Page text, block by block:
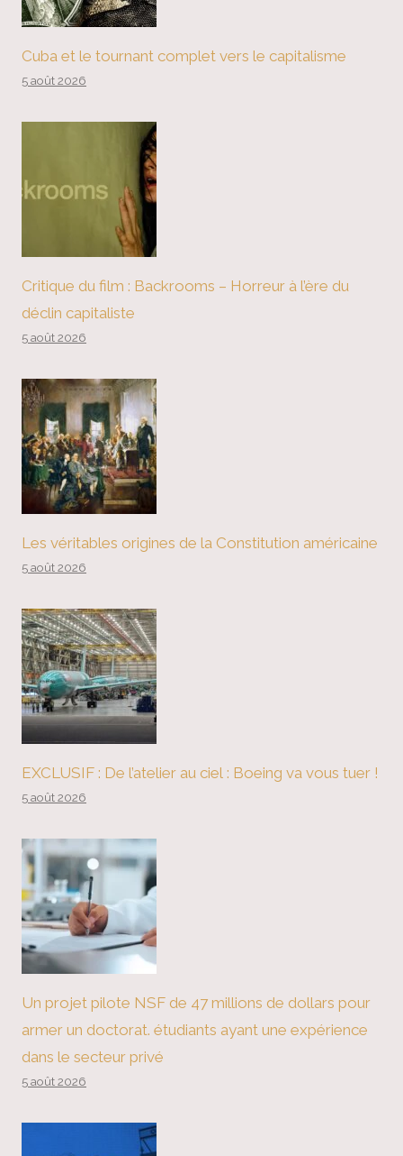
Cuba et le tournant complet vers le capitalisme
5 août 2026
Critique du film : Backrooms – Horreur à l’ère du
déclin capitaliste
5 août 2026
Les véritables origines de la Constitution américaine
5 août 2026
EXCLUSIF : De l’atelier au ciel : Boeing va vous tuer !
5 août 2026
Un projet pilote NSF de 47 millions de dollars pour
armer un doctorat. étudiants ayant une expérience
dans le secteur privé
5 août 2026